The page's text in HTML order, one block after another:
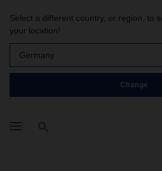
Select a different country, or region, to
your location!
Germany
Change